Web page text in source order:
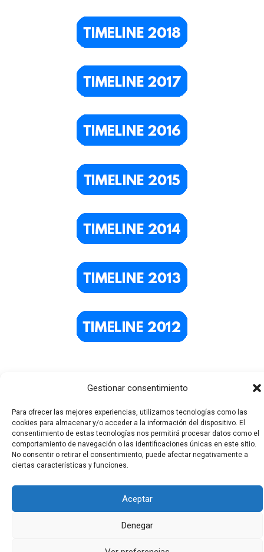
Gestionar consentimiento
Para ofrecer las mejores experiencias, utilizamos tecnologías como las
cookies para almacenar y/o acceder a la información del dispositivo. El
consentimiento de estas tecnologías nos permitirá procesar datos como el
comportamiento de navegación o las identificaciones únicas en este sitio.
No consentir o retirar el consentimiento, puede afectar negativamente a
ciertas características y funciones.
Aceptar
Denegar
Todos los derechos © 2026 El Funerario Digital | Funciona
gracias a Tema Astra para WordPress